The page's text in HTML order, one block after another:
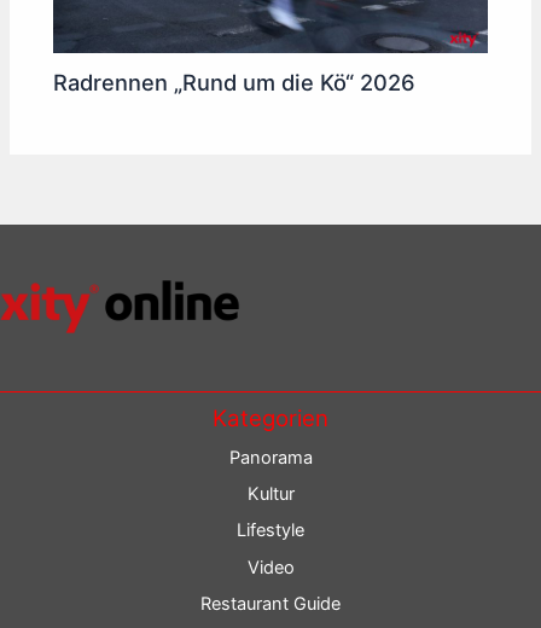
Radrennen „Rund um die Kö“ 2026
Kategorien
Panorama
Kultur
Lifestyle
Video
Restaurant Guide